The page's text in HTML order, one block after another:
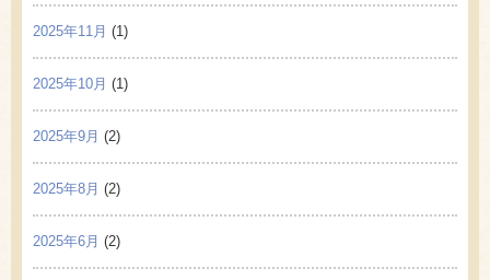
2025年11月 (1)
2025年10月 (1)
2025年9月 (2)
2025年8月 (2)
2025年6月 (2)